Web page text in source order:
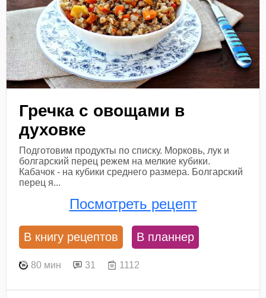
Гречка с овощами в
духовке
Подготовим продукты по списку. Морковь, лук и
болгарский перец режем на мелкие кубики.
Кабачок - на кубики среднего размера. Болгарский
перец я...
Посмотреть рецепт
В книгу рецептов В планнер
80 мин 31 1112